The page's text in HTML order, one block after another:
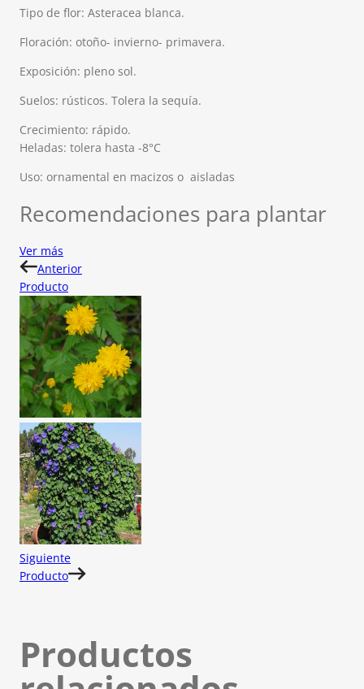
Tipo de flor: Asteracea blanca.
Floración: otoño- invierno- primavera.
Exposición: pleno sol.
Suelos: rústicos. Tolera la sequía.
Crecimiento: rápido.
Heladas: tolera hasta -8°C
Uso: ornamental en macizos o aisladas
Recomendaciones para plantar
Ver más
Anterior
Producto
Siguiente
Producto
Productos